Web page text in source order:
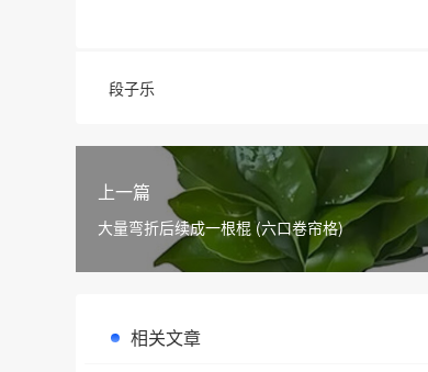
段子乐
上一篇
大量弯折后续成一根棍 (六口卷帘格)
相关文章